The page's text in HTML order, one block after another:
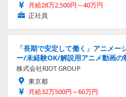
月給28万2,500円～40万円
正社員
「長期で安定して働く」アニメー
ー/未経験OK/解説用アニメ動画の
株式会社RIOT GROUP
東京都
月給32万500円～60万円